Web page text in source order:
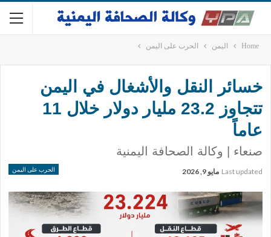
Home اليمن الحرب على اليمن
خسائر النقل والأشغال في اليمن
تتجاوز 23.2 مليار دولار خلال 11
عاماً
صنعاء | وكالة الصحافة اليمنية
الحرب على اليمن Last updated مايو 9, 2026